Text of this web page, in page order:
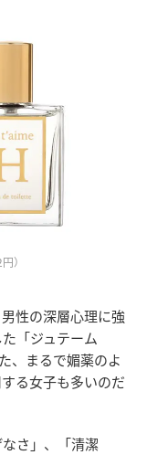
）
性の深層心理に強
「ジュテーム
、まるで媚薬のよ
る女子も多いのだ
さ」、「清潔